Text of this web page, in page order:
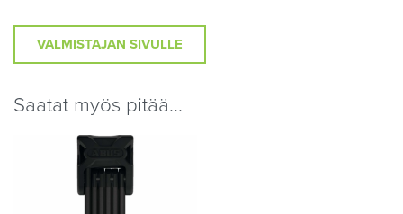
VALMISTAJAN SIVULLE
Saatat myös pitää...